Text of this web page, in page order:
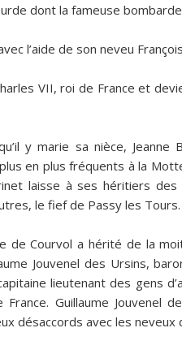
dont la fameuse
l’aide de son neveu
VII, roi de France et
y marie sa nièce, Jeanne
en plus fréquents à la
laisse à ses héritiers
le fief de Passy les Tours.
de Courvol a hérité de la
Jouvenel des Ursins,
lieutenant des gens
Guillaume Jouvenel
désaccords avec les neveux